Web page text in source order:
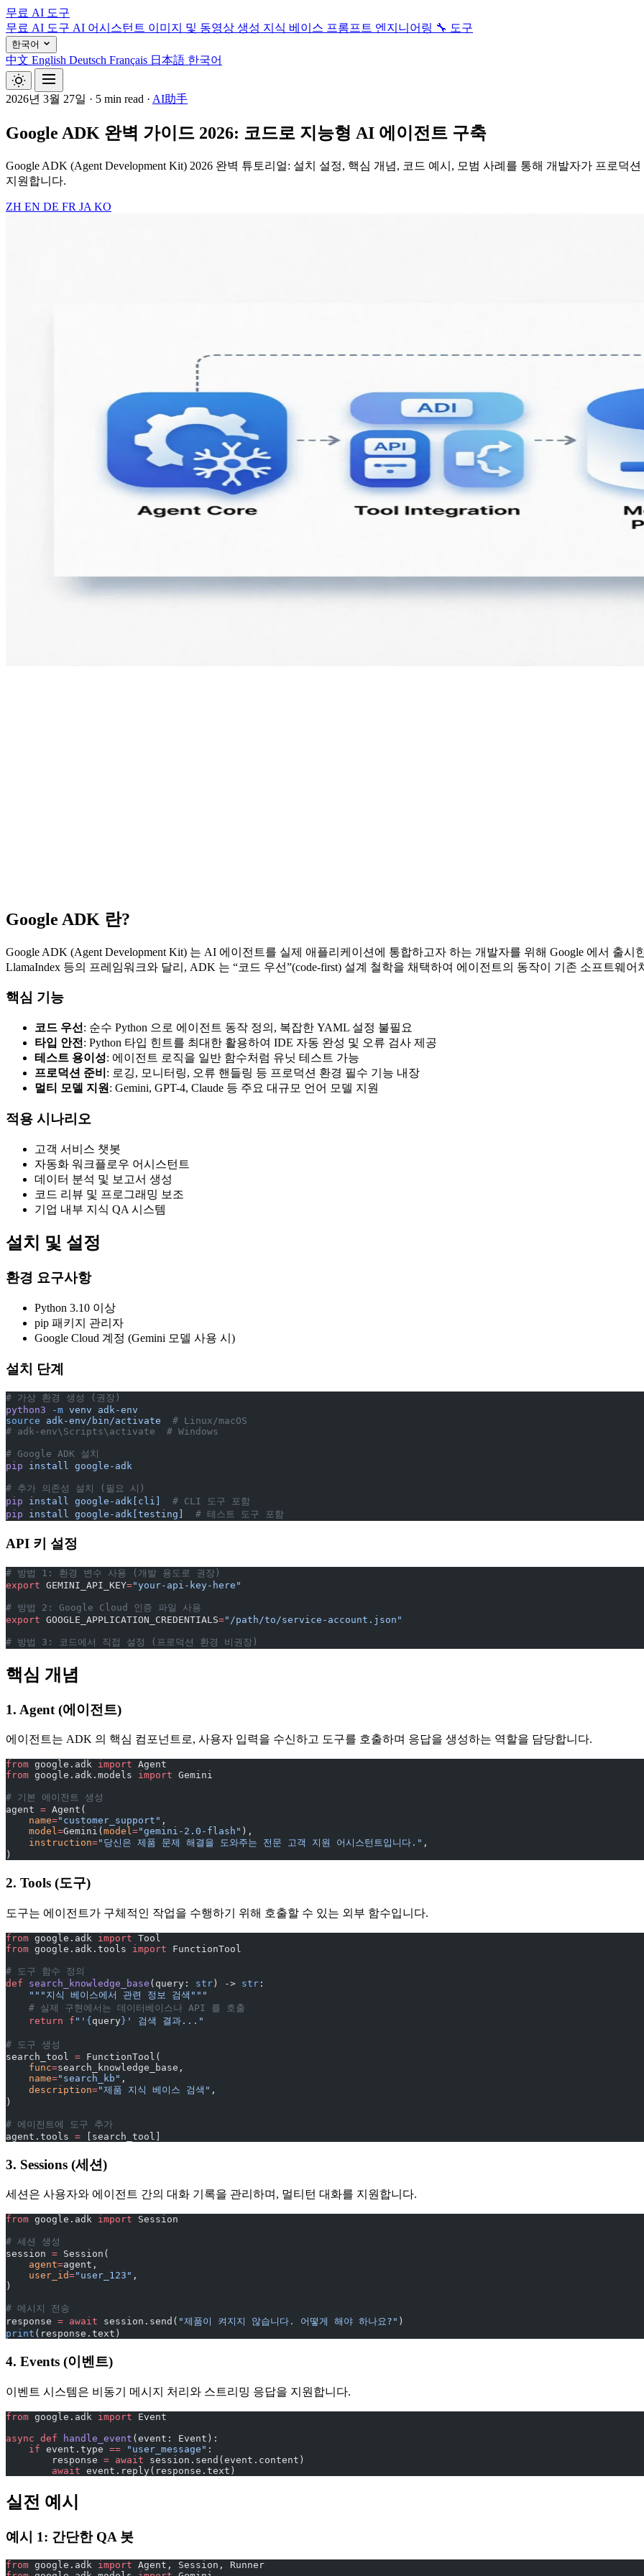
무료 AI 도구
무료 AI 도구 AI 어시스턴트 이미지 및 동영상 생성 지식 베이스 프롬프트 엔지니어링 🔧 도구
한국어
中文 English Deutsch Français 日本語 한국어
2026년 3월 27일 · 5 min read · AI助手
Google ADK 완벽 가이드 2026: 코드로 지능형 AI 에이전트 구축
Google ADK (Agent Development Kit) 2026 완벽 튜토리얼: 설치 설정, 핵심 개념, 코드 예시, 모범 사례를 통해 개발자가 프로
지원합니다.
ZH EN DE FR JA KO
Google ADK 란?
Google ADK (Agent Development Kit) 는 AI 에이전트를 실제 애플리케이션에 통합하고자 하는 개발자를 위해 Google 에서 출
LlamaIndex 등의 프레임워크와 달리, ADK 는 “코드 우선”(code-first) 설계 철학을 채택하여 에이전트의 동작이 기존 소프트웨
핵심 기능
코드 우선 : 순수 Python 으로 에이전트 동작 정의, 복잡한 YAML 설정 불필요
타입 안전 : Python 타입 힌트를 최대한 활용하여 IDE 자동 완성 및 오류 검사 제공
테스트 용이성: 에이전트 로직을 일반 함수처럼 유닛 테스트 가능
프로덕션 준비 : 로깅, 모니터링, 오류 핸들링 등 프로덕션 환경 필수 기능 내장
멀티 모델 지원 : Gemini, GPT-4, Claude 등 주요 대규모 언어 모델 지원
적용 시나리오
고객 서비스 챗봇
자동화 워크플로우 어시스턴트
데이터 분석 및 보고서 생성
코드 리뷰 및 프로그래밍 보조
기업 내부 지식 QA 시스템
설치 및 설정
환경 요구사항
Python 3.10 이상
pip 패키지 관리자
Google Cloud 계정 (Gemini 모델 사용 시)
설치 단계
# 가상 환경 생성 (권장)
python3 -m venv adk-env
source adk-env/bin/activate
  # Linux/macOS
# adk-env\Scripts\activate  # Windows
# Google ADK 설치
pip install google-adk
# 추가 의존성 설치 (필요 시)
pip install google-adk[cli]
  # CLI 도구 포함
pip install google-adk[testing]
  # 테스트 도구 포함
API 키 설정
# 방법 1: 환경 변수 사용 (개발 용도로 권장)
export GEMINI_API_KEY="your-api-key-here"
# 방법 2: Google Cloud 인증 파일 사용
export GOOGLE_APPLICATION_CREDENTIALS="/path/to/service-account.json"
# 방법 3: 코드에서 직접 설정 (프로덕션 환경 비권장)
핵심 개념
1. Agent (에이전트)
에이전트는 ADK 의 핵심 컴포넌트로, 사용자 입력을 수신하고 도구를 호출하며 응답을 생성하는 역할을 담당합니다.
from google.adk import Agent
from google.adk.models import Gemini
# 기본 에이전트 생성
agent = Agent(
    name
="customer_support" ,
    model
=Gemini( model="gemini-2.0-flash" ),
    instruction
="당신은 제품 문제 해결을 도와주는 전문 고객 지원 어시스턴트입니다." ,
)
2. Tools (도구)
도구는 에이전트가 구체적인 작업을 수행하기 위해 호출할 수 있는 외부 함수입니다.
from google.adk import Tool
from google.adk.tools import FunctionTool
# 도구 함수 정의
def search_knowledge_base (query: str ) -> str :
    """지식 베이스에서 관련 정보 검색"""
    # 실제 구현에서는 데이터베이스나 API 를 호출
    return
f "' { query } ' 검색 결과..."
# 도구 생성
search_tool = FunctionTool(
    func
=search_knowledge_base,
    name
="search_kb" ,
    description
="제품 지식 베이스 검색" ,
)
# 에이전트에 도구 추가
agent.tools = [search_tool]
3. Sessions (세션)
세션은 사용자와 에이전트 간의 대화 기록을 관리하며, 멀티턴 대화를 지원합니다.
from google.adk import Session
# 세션 생성
session = Session(
    agent
=agent,
    user_id
="user_123" ,
)
# 메시지 전송
response = await session.send( "제품이 켜지지 않습니다. 어떻게 해야 하나요?" )
print (response.text)
4. Events (이벤트)
이벤트 시스템은 비동기 메시지 처리와 스트리밍 응답을 지원합니다.
from google.adk import Event
async def handle_event (event: Event):
    if
event.type == "user_message" :
        response
= await session.send(event.content)
        await
event.reply(response.text)
실전 예시
예시 1: 간단한 QA 봇
from google.adk import Agent, Session, Runner